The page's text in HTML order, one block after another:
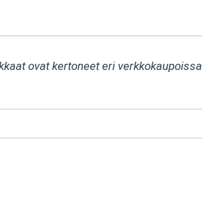
ovat kertoneet eri verkkokaupoissa